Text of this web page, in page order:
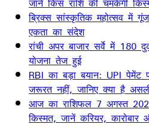
ब्रिक्स सांस्कृतिक महोत्सव में
एकता का संदेश
रांची अपर बाजार सर्वे में 180
योजना तेज हुई
RBI का बड़ा बयान: UPI पेमेंट
जरूरत नहीं, जानिए क्या है
आज का राशिफल 7 अगस्त
किस्मत, जानें करियर,